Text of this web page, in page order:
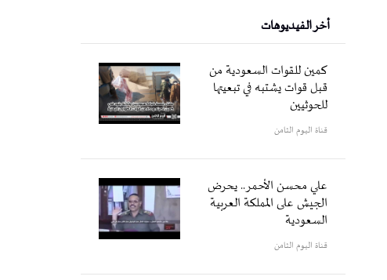
أخر الفيديوهات
كمين للقوات السعودية من
قبل قوات يشتبه في تبعيتها
للحوثيين
قناة اليوم الثامن
علي محسن الأحمر.. يحرض
الجيش على المملكة العربية
السعودية
قناة اليوم الثامن